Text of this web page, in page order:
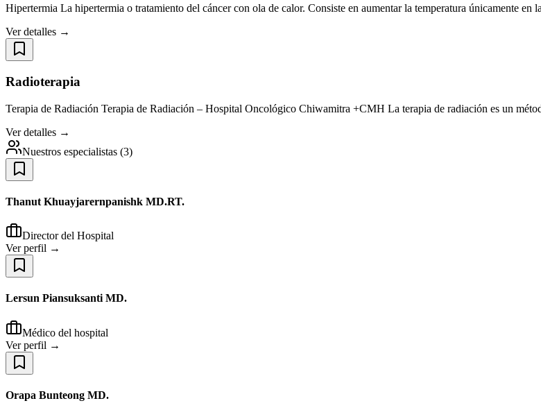
Hipertermia La hipertermia o tratamiento del cáncer con ola de calor. Consiste en aumentar la temperatura únicamente en
Ver detalles →
Radioterapia
Terapia de Radiación Terapia de Radiación – Hospital Oncológico Chiwamitra +CMH La terapia de radiación es un
Ver detalles →
Nuestros especialistas (3)
Thanut Khuayjarernpanishk MD.RT.
Director del Hospital
Ver perfil →
Lersun Piansuksanti MD.
Médico del hospital
Ver perfil →
Orapa Bunteong MD.